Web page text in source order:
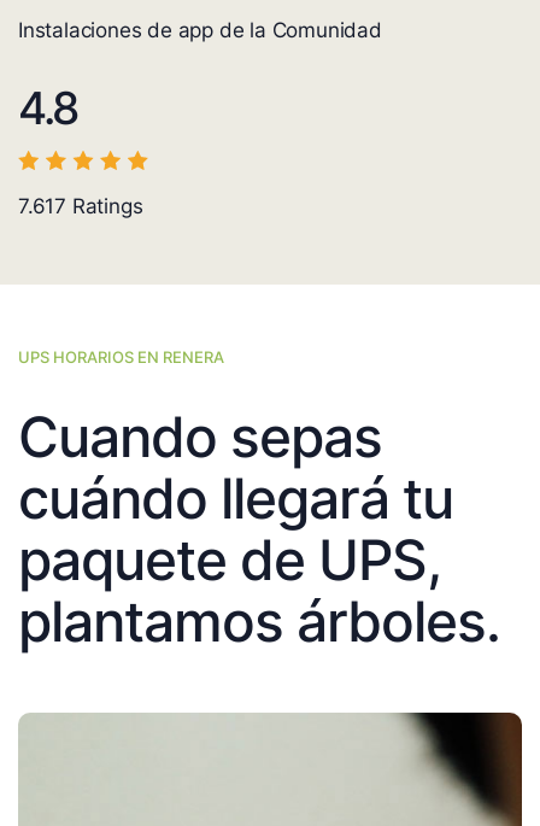
Instalaciones de app de la Comunidad
4.8
7.617 Ratings
UPS HORARIOS EN RENERA
Cuando sepas
cuándo llegará tu
paquete de UPS,
plantamos árboles.